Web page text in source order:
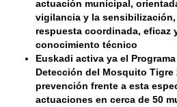
actuación municipal,
vigilancia y la
respuesta coordinada, eficaz
conocimiento técnico
Euskadi activa ya el
Detección del Mosquito Tigre
prevención frente a esta
actuaciones en cerca de 50